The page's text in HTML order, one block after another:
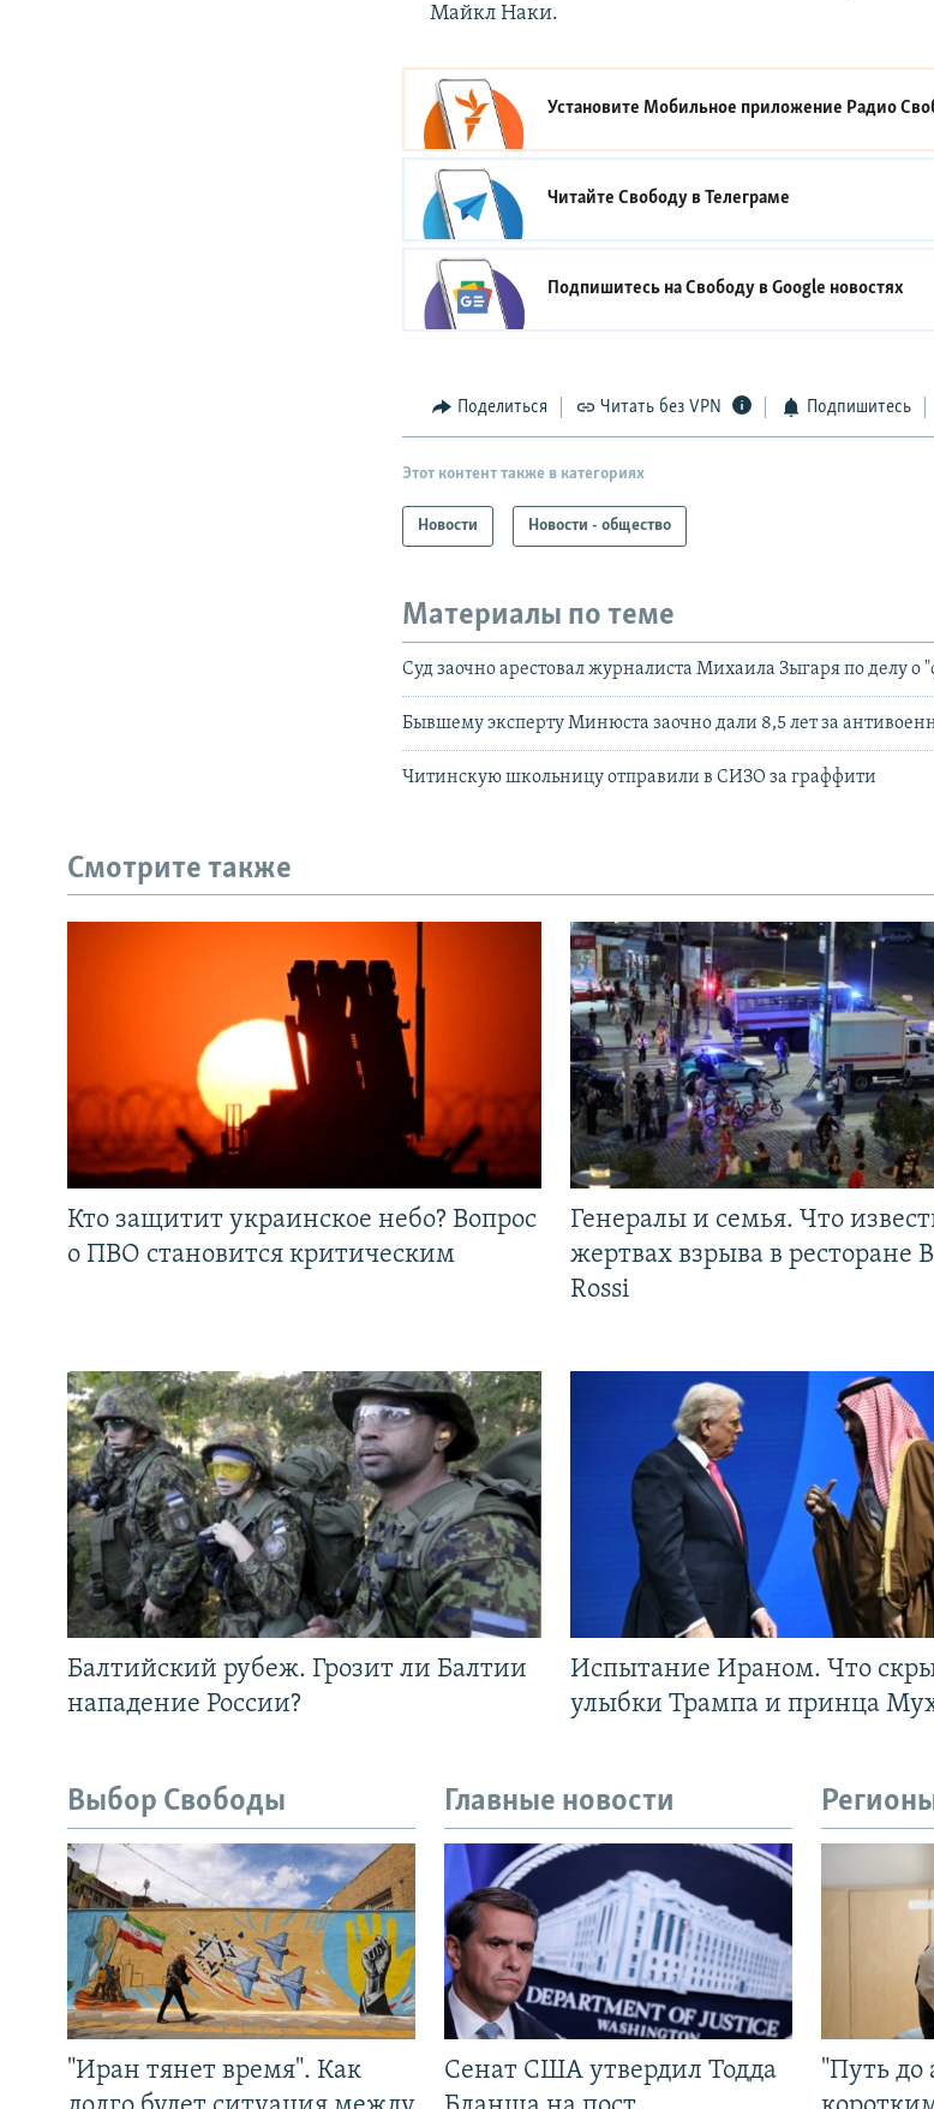
Майкл Наки.
Установите Мобильное приложение Радио
Читайте Свободу вТелеграме
Подпишитесь на Свободу вGoogle новостях
Поделиться Читать без VPN Подпишитесь
Этот контент также в категориях
Новости Новости - общество
Материалы по теме
Суд заочно арестовал журналиста Михаила Зыгаря по делу о
Бывшему эксперту Минюста заочно дали 8,5 лет за
Читинскую школьницу отправили в СИЗО за граффити
Смотрите также
Кто защитит украинское небо? Вопрос
о ПВО становится критическим
Генералы и семья. Что
жертвах взрыва в ресторане
Rossi
Балтийский рубеж. Грозит ли Балтии
нападение России?
Испытание Ираном. Что
улыбки Трампа и принца
Выбор Свободы
"Иран тянет время". Как
Главные новости
Сенат США утвердил Тодда
"Путь до